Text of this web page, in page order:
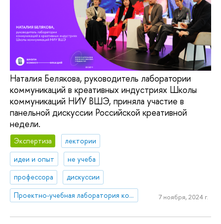
Наталия Белякова, руководитель лаборатории
коммуникаций в креативных индустриях Школы
коммуникаций НИУ ВШЭ, приняла участие в
панельной дискуссии Российской креативной
недели.
Экспертиза
лектории
идеи и опыт
не учеба
профессора
дискуссии
Проектно-учебная лаборатория коммуникаций в креативных индустриях
7 ноября, 2024 г.